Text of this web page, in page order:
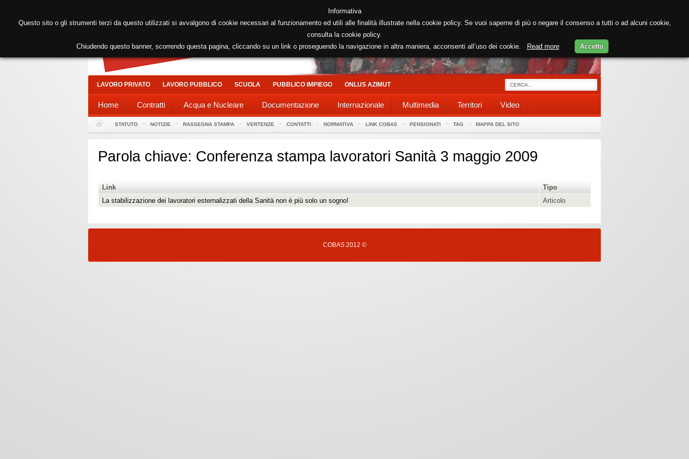
LAVORO PRIVATO LAVORO PUBBLICO SCUOLA PUBBLICO IMPIEGO ONLUS AZIMUT
Home Contratti Acqua e Nucleare Documentazione Internazionale Multimedia Territori Video
STATUTO NOTIZIE RASSEGNA STAMPA VERTENZE CONTATTI NORMATIVA LINK COBAS PENSIONATI TAG MAPPA DEL SITO
Parola chiave: Conferenza stampa lavoratori Sanità 3 maggio 2009
Link
Tipo
La stabilizzazione dei lavoratori esternalizzati della Sanità non è più solo un sogno!
Articolo
COBAS 2012 ©
Informativa
Questo sito o gli strumenti terzi da questo utilizzati si avvalgono di cookie necessari al funzionamento ed utili alle finalità illustrate nella cookie policy. Se vuoi saperne di più o negare il consenso a tutti o ad alcuni cookie,
consulta la cookie policy.
Chiudendo questo banner, scorrendo questa pagina, cliccando su un link o proseguendo la navigazione in altra maniera, acconsenti all’uso dei cookie.
Read more Accetto